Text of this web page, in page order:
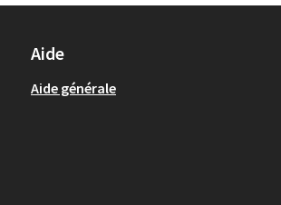
Aide
Aide générale